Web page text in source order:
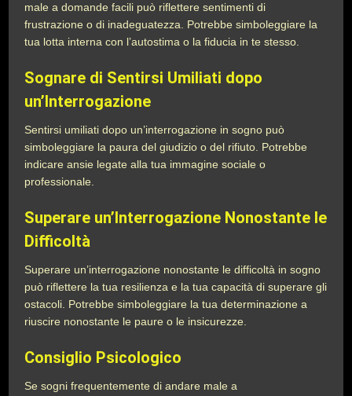
male a domande facili può riflettere sentimenti di
frustrazione o di inadeguatezza. Potrebbe simboleggiare la
tua lotta interna con l’autostima o la fiducia in te stesso.
Sognare di Sentirsi Umiliati dopo
un’Interrogazione
Sentirsi umiliati dopo un’interrogazione in sogno può
simboleggiare la paura del giudizio o del rifiuto. Potrebbe
indicare ansie legate alla tua immagine sociale o
professionale.
Superare un’Interrogazione Nonostante le
Difficoltà
Superare un’interrogazione nonostante le difficoltà in sogno
può riflettere la tua resilienza e la tua capacità di superare gli
ostacoli. Potrebbe simboleggiare la tua determinazione a
riuscire nonostante le paure o le insicurezze.
Consiglio Psicologico
Se sogni frequentemente di andare male a